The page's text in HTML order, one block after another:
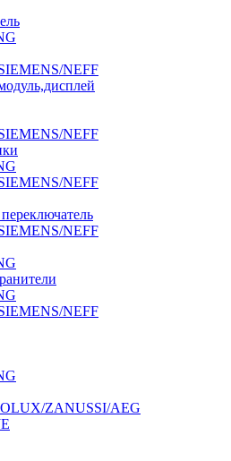
NEFF
NEFF
NEFF
NEFF
NEFF
ZANUSSI/AEG